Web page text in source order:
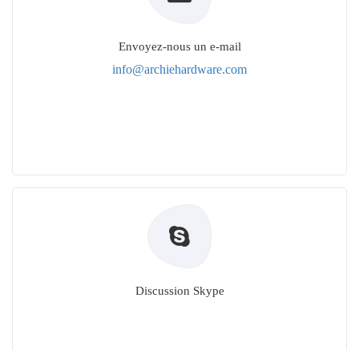
Envoyez-nous un e-mail
info@archiehardware.com
Discussion Skype